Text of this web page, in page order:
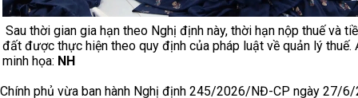
Sau thời gian gia hạn theo Nghị định này, thời hạn nộp thuế và
đất được thực hiện theo quy định của pháp luật về quản lý thuế.
minh họa: NH
Chính phủ vừa ban hành Nghị định 245/2026/NĐ-CP ngày 27/